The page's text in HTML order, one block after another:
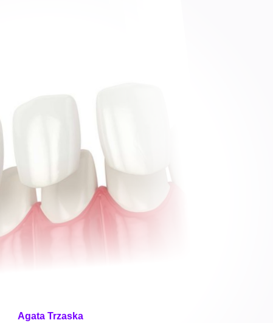
Agata Trzaska